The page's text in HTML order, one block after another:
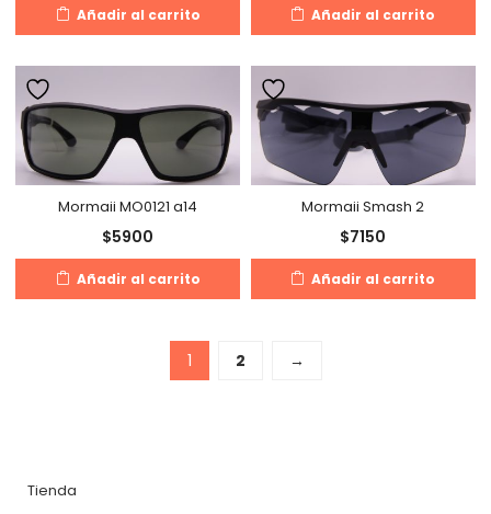
Añadir al carrito Añadir al carrito
Mormaii MO0121 a14
$5900
Añadir al carrito
Mormaii Smash 2
$7150
Añadir al carrito
1 2 →
Tienda